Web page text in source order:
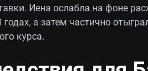
Иена ослабла на фоне
а затем частично
курса.